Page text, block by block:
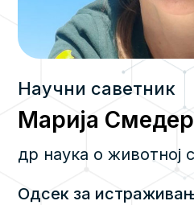
Научни саветник
Марија
др наука о животној
Одсек за